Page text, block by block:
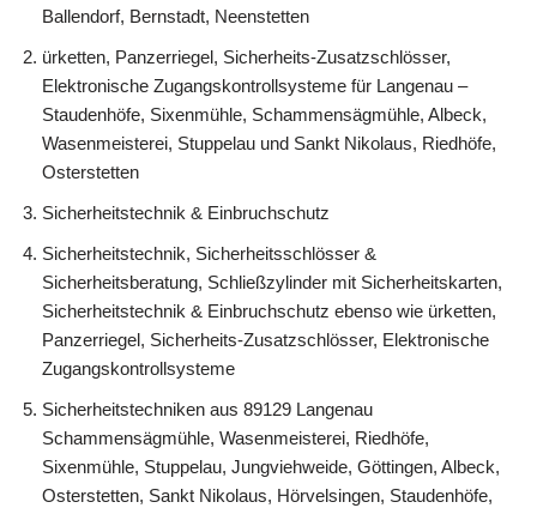
Ballendorf, Bernstadt, Neenstetten
ürketten, Panzerriegel, Sicherheits-Zusatzschlösser,
Elektronische Zugangskontrollsysteme für Langenau –
Staudenhöfe, Sixenmühle, Schammensägmühle, Albeck,
Wasenmeisterei, Stuppelau und Sankt Nikolaus, Riedhöfe,
Osterstetten
Sicherheitstechnik & Einbruchschutz
Sicherheitstechnik, Sicherheitsschlösser &
Sicherheitsberatung, Schließzylinder mit Sicherheitskarten,
Sicherheitstechnik & Einbruchschutz ebenso wie ürketten,
Panzerriegel, Sicherheits-Zusatzschlösser, Elektronische
Zugangskontrollsysteme
Sicherheitstechniken aus 89129 Langenau
Schammensägmühle, Wasenmeisterei, Riedhöfe,
Sixenmühle, Stuppelau, Jungviehweide, Göttingen, Albeck,
Osterstetten, Sankt Nikolaus, Hörvelsingen, Staudenhöfe,